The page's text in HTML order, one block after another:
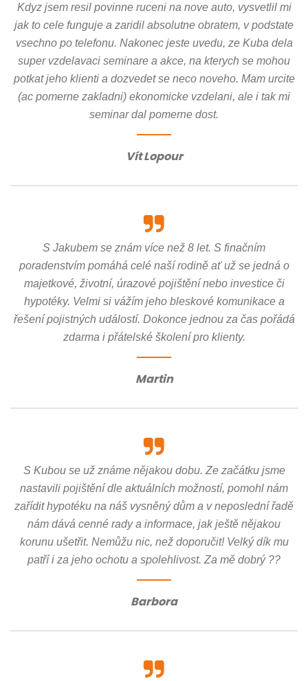
Kdyz jsem resil povinne ruceni na nove auto, vysvetlil mi
jak to cele funguje a zaridil absolutne obratem, v podstate
vsechno po telefonu. Nakonec jeste uvedu, ze Kuba dela
super vzdelavaci seminare a akce, na kterych se mohou
potkat jeho klienti a dozvedet se neco noveho. Mam urcite
(ac pomerne zakladni) ekonomicke vzdelani, ale i tak mi
seminar dal pomerne dost.
Vít Lopour
S Jakubem se znám více než 8 let. S finačním
poradenstvím pomáhá celé naší rodině ať už se jedná o
majetkové, životní, úrazové pojištění nebo investice či
hypotéky. Velmi si vážím jeho bleskové komunikace a
řešení pojistných událostí. Dokonce jednou za čas pořádá
zdarma i přátelské školení pro klienty.
Martin
S Kubou se už známe nějakou dobu. Ze začátku jsme
nastavili pojištění dle aktuálních možností, pomohl nám
zařídit hypotéku na náš vysněný dům a v neposlední řadě
nám dává cenné rady a informace, jak ještě nějakou
korunu ušetřit. Nemůžu nic, než doporučit! Velký dík mu
patří i za jeho ochotu a spolehlivost. Za mě dobrý ??
Barbora